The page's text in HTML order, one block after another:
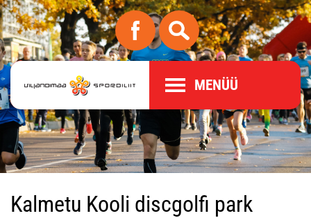
MENÜÜ
Kalmetu Kooli discgolfi park